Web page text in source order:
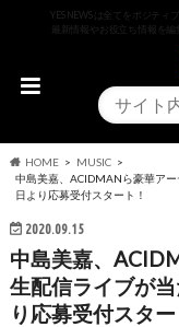
YESNEWSは全てをポジティ
最新情報やお役立ち情報を
HOME
MUSIC
中島美嘉、ACIDMANら豪華ア
日より応募受付スタート！
2020.09.15
中島美嘉、
生配信ライブが
り応募受付スター